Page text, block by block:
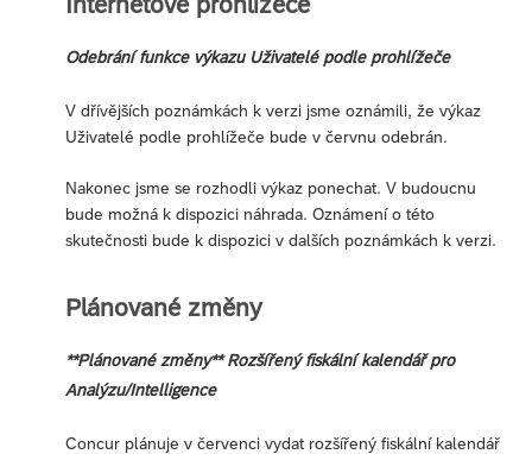
Odebrání funkce výkazu Uživatelé podle prohlížeče
V dřívějších poznámkách k verzi jsme oznámili, že výkaz
Uživatelé podle prohlížeče bude v červnu odebrán.
Nakonec jsme se rozhodli výkaz ponechat. V budoucnu
bude možná k dispozici náhrada. Oznámení o této
skutečnosti bude k dispozici v dalších poznámkách k verzi.
Plánované změny
**Plánované změny** Rozšířený fiskální kalendář pro
Analýzu/Intelligence
Concur plánuje v červenci vydat rozšířený fiskální kalendář